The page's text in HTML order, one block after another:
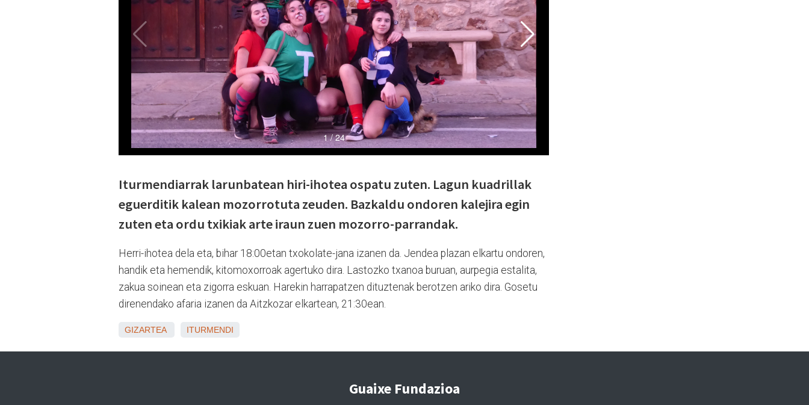
Iturmendiarrak larunbatean hiri-ihotea ospatu zuten. Lagun kuadrillak
eguerditik kalean mozorrotuta zeuden. Bazkaldu ondoren kalejira egin
zuten eta ordu txikiak arte iraun zuen mozorro-parrandak.
Herri-ihotea dela eta, bihar 18:00etan txokolate-jana izanen da. Jendea plazan elkartu ondoren,
handik eta hemendik, kitomoxorroak agertuko dira. Lastozko txanoa buruan, aurpegia estalita,
zakua soinean eta zigorra eskuan. Harekin harrapatzen dituztenak berotzen ariko dira. Gosetu
direnendako afaria izanen da Aitzkozar elkartean, 21:30ean.
GIZARTEA ITURMENDI
Guaixe Fundazioa